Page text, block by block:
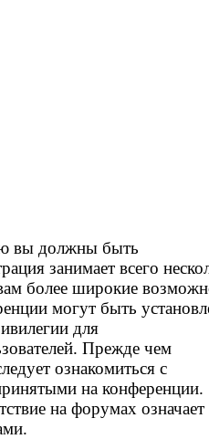
вы должны быть
занимает всего
более широкие
могут быть
для
Прежде чем
ознакомиться с
на конференции.
на форумах означает